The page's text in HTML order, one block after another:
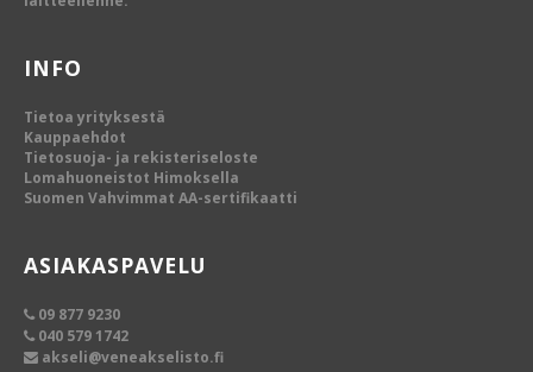
INFO
Tietoa yrityksestä
Kauppaehdot
Tietosuoja- ja rekisteriseloste
Lomahuoneistot Himoksella
Suomen Vahvimmat AA-sertifikaatti
ASIAKASPAVELU
09 877 9230
040 579 1742
akseli@veneakselisto.fi